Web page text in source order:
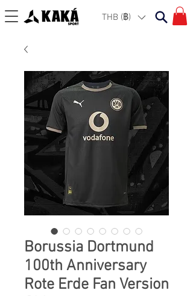
THB (฿)
Borussia Dortmund
100th Anniversary
Rote Erde Fan Version